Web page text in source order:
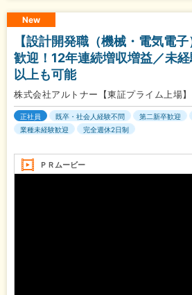
New
【設計開発職（機械・電気電
歓迎！12年連続増収増益／未
以上も可能
株式会社アルトナー【東証プライム上場】
正社員 既卒・社会人経験不問 第二新卒歓迎
業種未経験歓迎
完全週休2日制
ＰＲムービー